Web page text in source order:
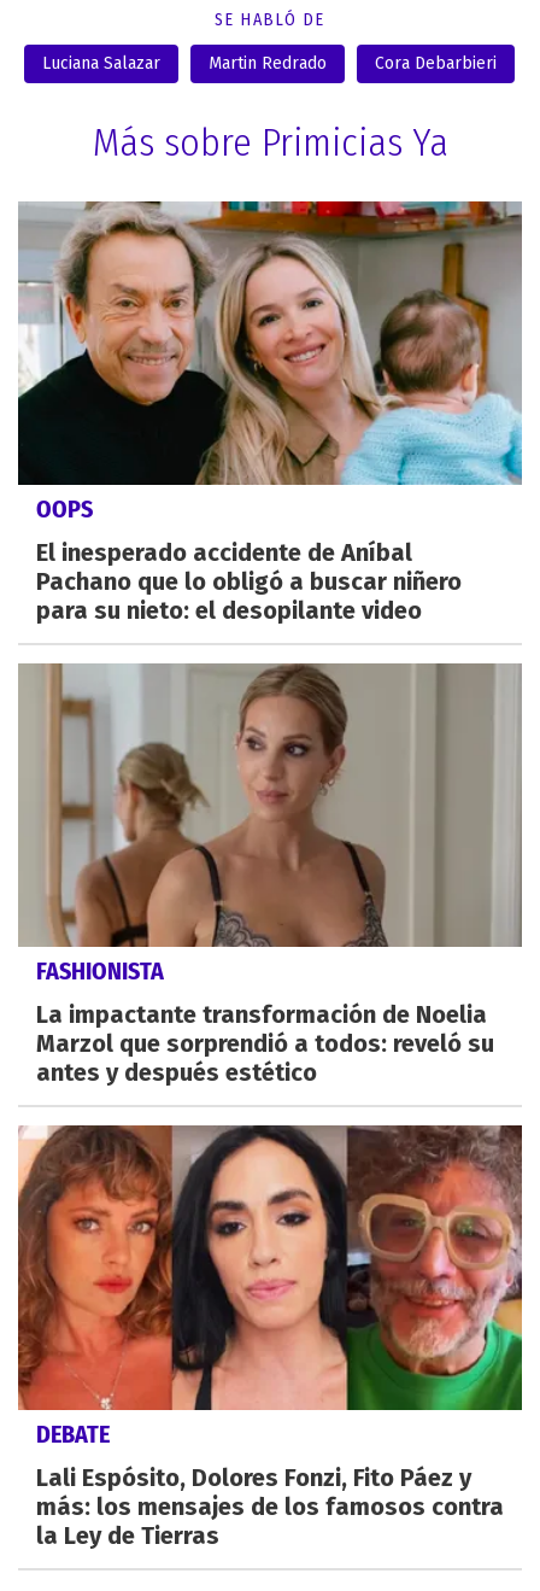
SE HABLÓ DE
Luciana Salazar Martin Redrado Cora Debarbieri
Más sobre Primicias Ya
OOPS
El inesperado accidente de Aníbal
Pachano que lo obligó a buscar niñero
para su nieto: el desopilante video
FASHIONISTA
La impactante transformación de Noelia
Marzol que sorprendió a todos: reveló su
antes y después estético
DEBATE
Lali Espósito, Dolores Fonzi, Fito Páez y
más: los mensajes de los famosos contra
la Ley de Tierras